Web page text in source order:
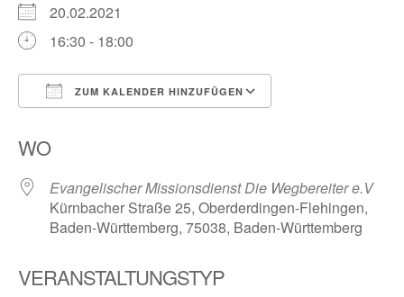
20.02.2021
16:30 - 18:00
ZUM KALENDER HINZUFÜGEN
WO
Evangelischer Missionsdienst Die Wegbereiter e.V
Kürnbacher Straße 25, Oberderdingen-Flehingen,
Baden-Württemberg, 75038, Baden-Württemberg
VERANSTALTUNGSTYP